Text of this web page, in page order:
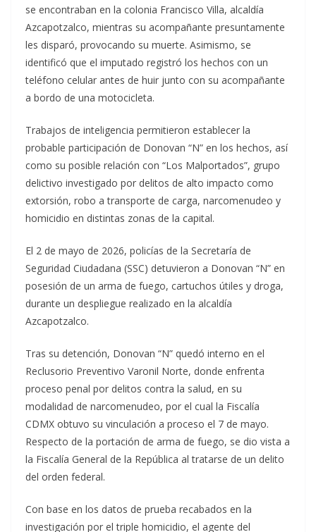
se encontraban en la colonia Francisco Villa, alcaldía
Azcapotzalco, mientras su acompañante presuntamente
les disparó, provocando su muerte. Asimismo, se
identificó que el imputado registró los hechos con un
teléfono celular antes de huir junto con su acompañante
a bordo de una motocicleta.
Trabajos de inteligencia permitieron establecer la
probable participación de Donovan “N” en los hechos, así
como su posible relación con “Los Malportados”, grupo
delictivo investigado por delitos de alto impacto como
extorsión, robo a transporte de carga, narcomenudeo y
homicidio en distintas zonas de la capital.
El 2 de mayo de 2026, policías de la Secretaría de
Seguridad Ciudadana (SSC) detuvieron a Donovan “N” en
posesión de un arma de fuego, cartuchos útiles y droga,
durante un despliegue realizado en la alcaldía
Azcapotzalco.
Tras su detención, Donovan “N” quedó interno en el
Reclusorio Preventivo Varonil Norte, donde enfrenta
proceso penal por delitos contra la salud, en su
modalidad de narcomenudeo, por el cual la Fiscalía
CDMX obtuvo su vinculación a proceso el 7 de mayo.
Respecto de la portación de arma de fuego, se dio vista a
la Fiscalía General de la República al tratarse de un delito
del orden federal.
Con base en los datos de prueba recabados en la
investigación por el triple homicidio, el agente del